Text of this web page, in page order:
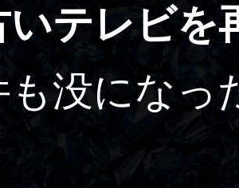
いテレビを
も没になっ